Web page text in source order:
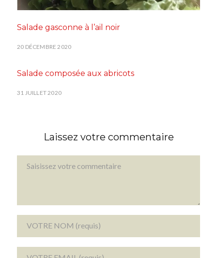
Salade gasconne à l’ail noir
20 DÉCEMBRE 2020
Salade composée aux abricots
31 JUILLET 2020
Laissez votre commentaire